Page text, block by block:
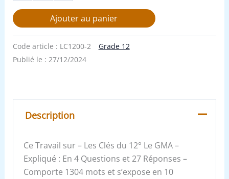
Ajouter au panier
Code article : LC1200-2
Grade 12
Publié le : 27/12/2024
Description
Ce Travail sur – Les Clés du 12° Le GMA –
Expliqué : En 4 Questions et 27 Réponses –
Comporte 1304 mots et s’expose en 10